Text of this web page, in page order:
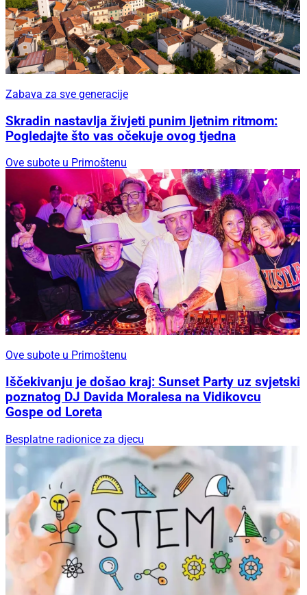
Zabava za sve generacije
Skradin nastavlja živjeti punim ljetnim ritmom:
Pogledajte što vas očekuje ovog tjedna
Ove subote u Primoštenu
Ove subote u Primoštenu
Iščekivanju je došao kraj: Sunset Party uz svjetski
poznatog DJ Davida Moralesa na Vidikovcu
Gospe od Loreta
Besplatne radionice za djecu